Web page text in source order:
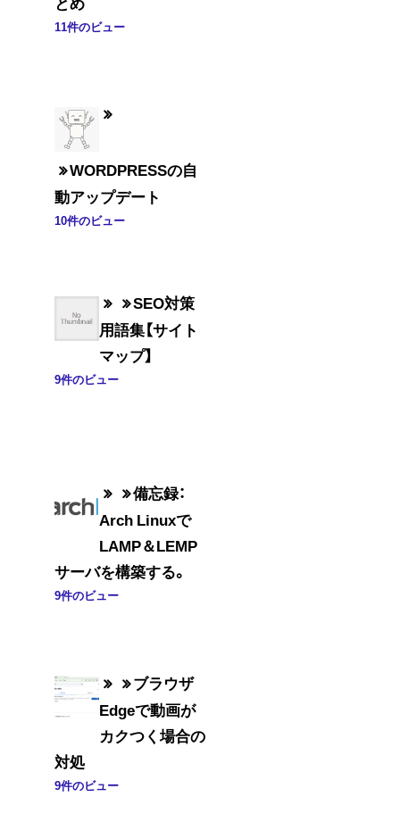
11件のビュー
WORDPRESSの自
動アップデート
10件のビュー
SEO対策
用語集【サイト
マップ】
9件のビュー
備忘録：
Arch Linuxで
LAMP＆LEMP
サーバを構築する。
9件のビュー
ブラウザ
Edgeで動画が
カクつく場合の
対処
9件のビュー